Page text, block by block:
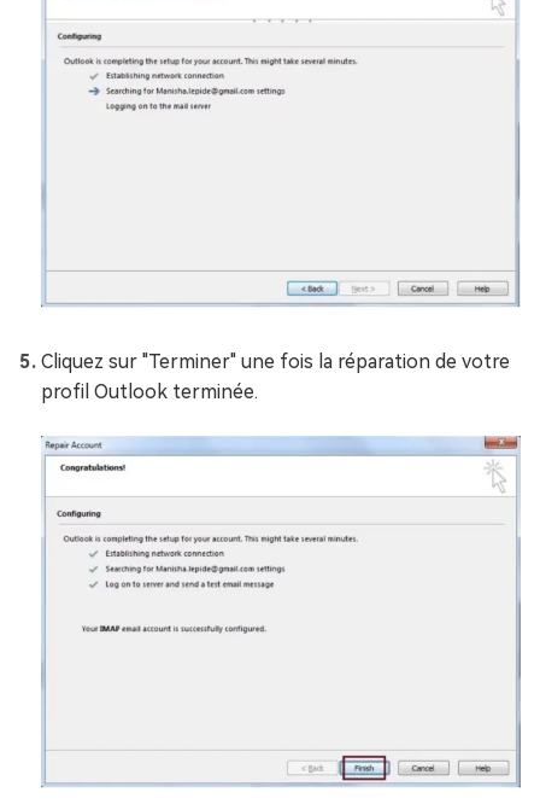
Cliquez sur "Terminer" une fois la réparation de votre
profil Outlook terminée.